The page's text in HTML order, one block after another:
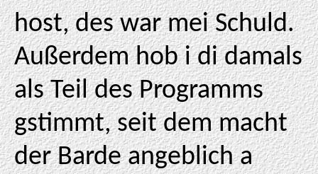
host, des war mei Schuld.
Außerdem hob i di damals
als Teil des Programms
gstimmt, seit dem macht
der Barde angeblich a